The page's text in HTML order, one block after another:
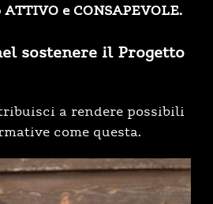
e CONSAPEVOLE.
sostenere il Progetto
a rendere possibili
come questa.